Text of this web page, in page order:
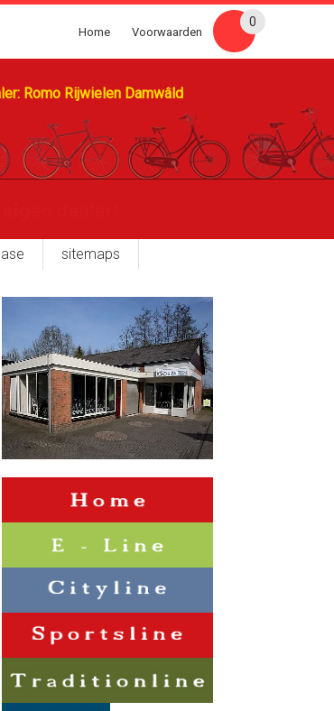
Romo Rijwielen Damwâld
Home Voorwaarden
0
sitemaps